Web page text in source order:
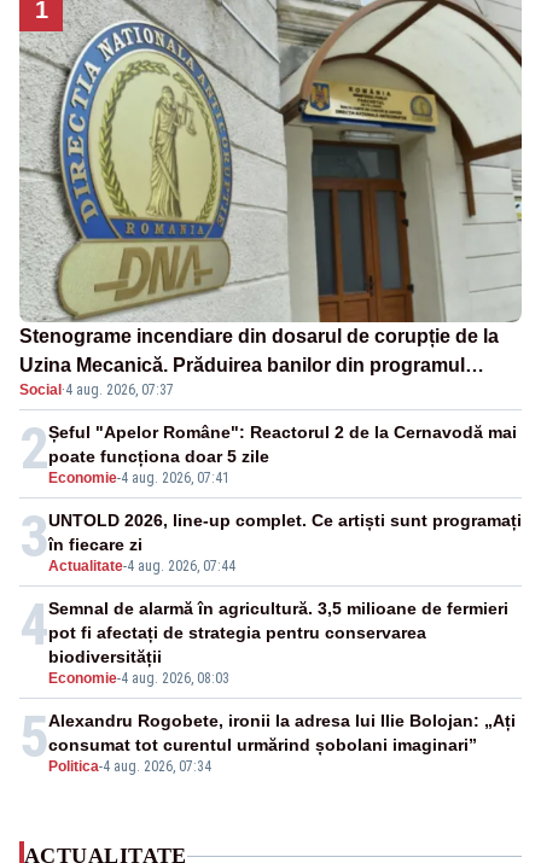
1
Stenograme incendiare din dosarul de corupție de la
Uzina Mecanică. Prăduirea banilor din programul
SAFE, interceptată de DNA
Social ·4 aug. 2026, 07:37
2 Economie-4 aug. 2026, 07:41
Șeful "Apelor Române": Reactorul 2 de la Cernavodă mai
poate funcționa doar 5 zile
3Actualitate-4 aug. 2026, 07:44
UNTOLD 2026, line-up complet. Ce artiști sunt programați
în fiecare zi
4
Economie-4 aug. 2026, 08:03
Semnal de alarmă în agricultură. 3,5 milioane de fermieri
pot fi afectați de strategia pentru conservarea
biodiversității
5 Politica-4 aug. 2026, 07:34
Alexandru Rogobete, ironii la adresa lui Ilie Bolojan: „Ați
consumat tot curentul urmărind șobolani imaginari”
ACTUALITATE